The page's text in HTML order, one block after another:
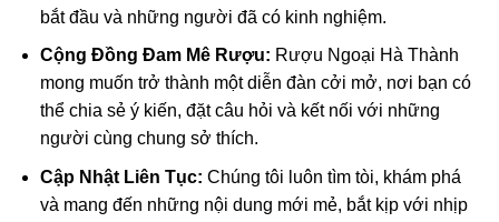
bắt đầu và những người đã có kinh nghiệm.
Cộng Đồng Đam Mê Rượu: Rượu Ngoại Hà Thành
mong muốn trở thành một diễn đàn cởi mở, nơi bạn có
thể chia sẻ ý kiến, đặt câu hỏi và kết nối với những
người cùng chung sở thích.
Cập Nhật Liên Tục: Chúng tôi luôn tìm tòi, khám phá
và mang đến những nội dung mới mẻ, bắt kịp với nhịp